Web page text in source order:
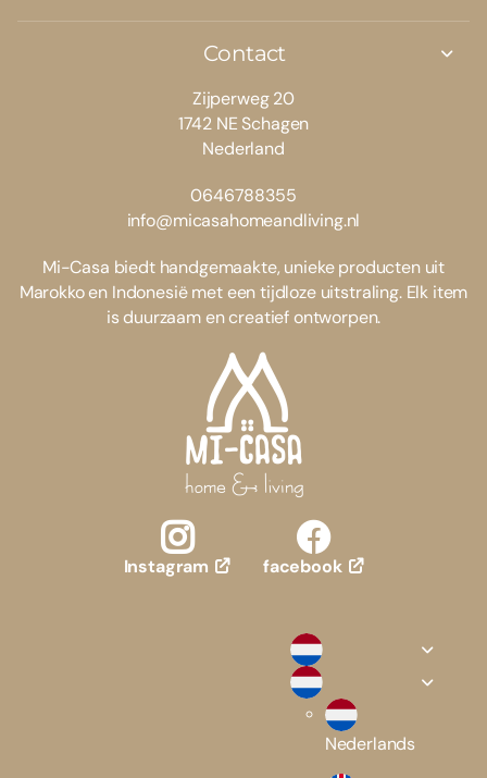
Contact
Zijperweg 20
1742 NE Schagen
Nederland
0646788355
info@micasahomeandliving.nl
Mi-Casa biedt handgemaakte, unieke producten uit
Marokko en Indonesië met een tijdloze uitstraling. Elk item
is duurzaam en creatief ontworpen.
Instagram facebook
Nederlands